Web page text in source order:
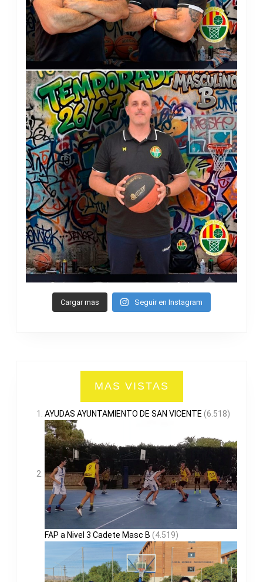
Cargar mas Seguir en Instagram
MAS VISTAS
AYUDAS AYUNTAMIENTO DE SAN VICENTE (6.518)
FAP a Nivel 3 Cadete Masc B (4.519)